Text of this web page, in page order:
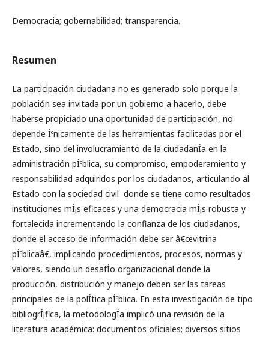
Democracia; gobernabilidad; transparencia.
Resumen
La participación ciudadana no es generado solo porque la
población sea invitada por un gobierno a hacerlo, debe
haberse propiciado una oportunidad de participación, no
depende Íºnicamente de las herramientas facilitadas por el
Estado, sino del involucramiento de la ciudadanÍ­a en la
administración pÍºblica, su compromiso, empoderamiento y
responsabilidad adquiridos por los ciudadanos, articulando al
Estado con la sociedad civil donde se tiene como resultados
instituciones mÍ¡s eficaces y una democracia mÍ¡s robusta y
fortalecida incrementando la confianza de los ciudadanos,
donde el acceso de información debe ser â€œvitrina
pÍºblicaâ€, implicando procedimientos, procesos, normas y
valores, siendo un desafÍ­o organizacional donde la
producción, distribución y manejo deben ser las tareas
principales de la polÍ­tica pÍºblica. En esta investigación de tipo
bibliogrÍ¡fica, la metodologÍ­a implicó una revisión de la
literatura académica: documentos oficiales; diversos sitios